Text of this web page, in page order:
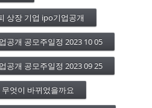
상장 기업 ipo기업공개
공개 공모주일정 2023 10 05
공개 공모주일정 2023 09 25
엇이 바뀌었을까요